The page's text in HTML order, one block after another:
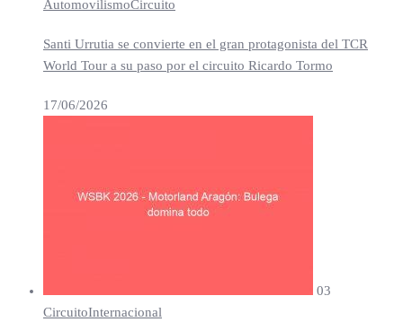
AutomovilismoCircuito
Santi Urrutia se convierte en el gran protagonista del TCR
World Tour a su paso por el circuito Ricardo Tormo
17/06/2026
03
CircuitoInternacional